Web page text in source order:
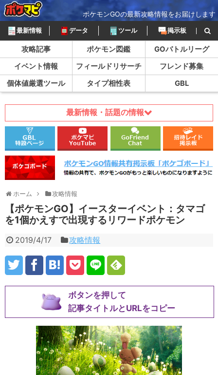
ポケモンGOの最新攻略情報をお届けします
最新情報 データ ツール 掲示板
攻略記事 ポケモン図鑑
GOバトルリーグ
イベント情報
フィールドリサーチ
フレンド募集
個体値厳選ツール
タイプ相性表 GBL
最新情報・話題の情報
ホーム 攻略情報
【ポケモンGO】イースターイベント：タマゴ
を1個かえすで出現するリワードポケモン
2019/4/17 攻略情報
ボタンを押して
記事タイトルとURLをコピー